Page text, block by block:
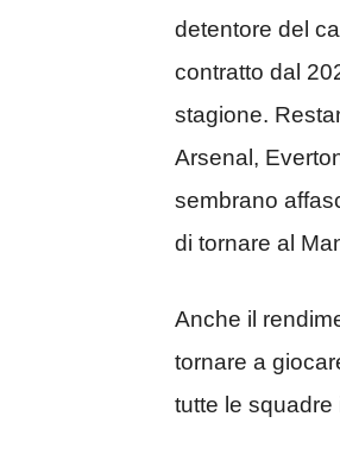
detentore del
contratto dal
stagione.
Arsenal,
sembrano
di tornare al
Anche il
tornare a
tutte le squadre